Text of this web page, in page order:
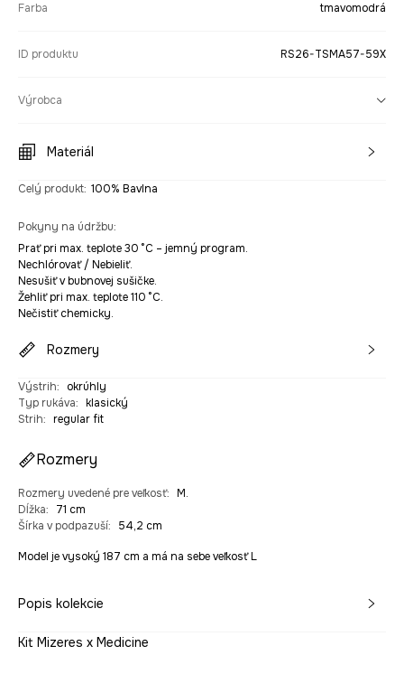
Farba tmavomodrá
ID produktu RS26-TSMA57-59X
Výrobca
Materiál
Celý produkt: 100% Bavlna
Pokyny na údržbu:
Prať pri max. teplote 30 °C – jemný program.
Nechlórovať / Nebieliť.
Nesušiť v bubnovej sušičke.
Žehliť pri max. teplote 110 °C.
Nečistiť chemicky.
Rozmery
Výstrih:
okrúhly
Typ rukáva: klasický
Strih: regular fit
Rozmery
Rozmery uvedené pre veľkosť: M.
Dĺžka:
71 cm
Šírka v podpazuší: 54,2 cm
Model je vysoký 187 cm a má na sebe veľkosť L
Popis kolekcie
Kit Mizeres x Medicine